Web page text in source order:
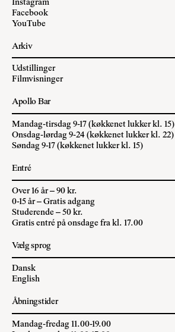
Instagram
Facebook
YouTube
Arkiv
Udstillinger
Filmvisninger
Apollo Bar
Mandag-tirsdag 9-17 (køkkenet lukker kl. 15)
Onsdag-lørdag 9-24 (køkkenet lukker kl. 22)
Søndag 9-17 (køkkenet lukker kl. 15)
Entré
Over 16 år – 90 kr.
0-15 år – Gratis adgang
Studerende – 50 kr.
Gratis entré på onsdage fra kl. 17.00
Vælg sprog
Dansk
English
Åbningstider
Mandag-fredag 11.00-19.00